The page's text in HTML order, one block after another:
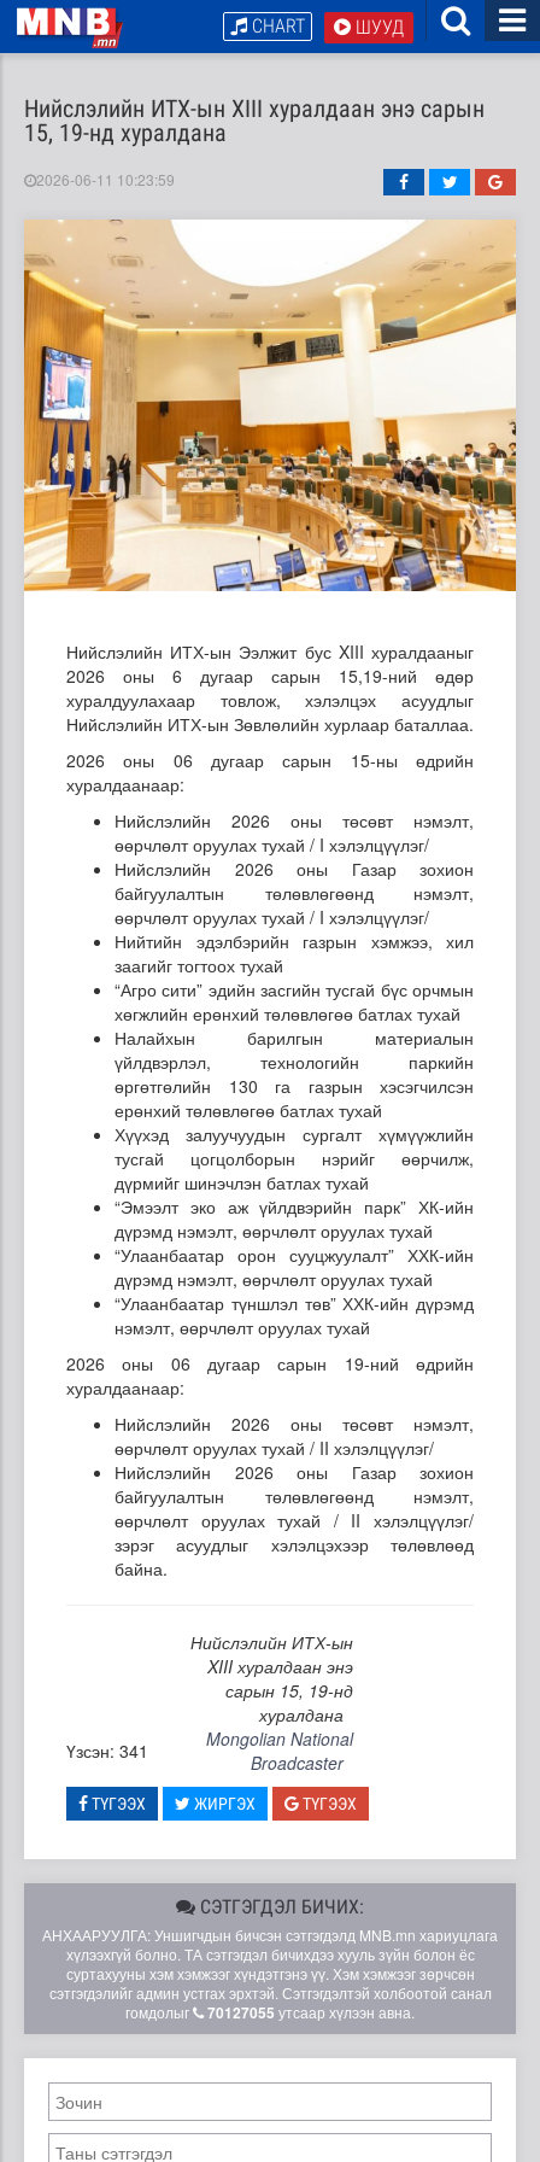
ШУУД
CHART
Нийслэлийн ИТХ-ын XIII хуралдаан энэ сарын
15, 19-нд хуралдана
2026-06-11 10:23:59
Нийслэлийн ИТХ-ын Ээлжит бус XIII хуралдааныг
2026 оны 6 дугаар сарын 15,19-ний өдөр
хуралдуулахаар товлож, хэлэлцэх асуудлыг
Нийслэлийн ИТХ-ын Зөвлөлийн хурлаар баталлаа.
2026 оны 06 дугаар сарын 15-ны өдрийн
хуралдаанаар:
Нийслэлийн 2026 оны төсөвт нэмэлт,
өөрчлөлт оруулах тухай / I хэлэлцүүлэг/
Нийслэлийн 2026 оны Газар зохион
байгуулалтын төлөвлөгөөнд нэмэлт,
өөрчлөлт оруулах тухай / I хэлэлцүүлэг/
Нийтийн эдэлбэрийн газрын хэмжээ, хил
заагийг тогтоох тухай
“Агро сити” эдийн засгийн тусгай бүс орчмын
хөгжлийн ерөнхий төлөвлөгөө батлах тухай
Налайхын барилгын материалын
үйлдвэрлэл, технологийн паркийн
өргөтгөлийн 130 га газрын хэсэгчилсэн
ерөнхий төлөвлөгөө батлах тухай
Хүүхэд залуучуудын сургалт хүмүүжлийн
тусгай цогцолборын нэрийг өөрчилж,
дүрмийг шинэчлэн батлах тухай
“Эмээлт эко аж үйлдвэрийн парк” ХК-ийн
дүрэмд нэмэлт, өөрчлөлт оруулах тухай
“Улаанбаатар орон сууцжуулалт” ХХК-ийн
дүрэмд нэмэлт, өөрчлөлт оруулах тухай
“Улаанбаатар түншлэл төв” ХХК-ийн дүрэмд
нэмэлт, өөрчлөлт оруулах тухай
2026 оны 06 дугаар сарын 19-ний өдрийн
хуралдаанаар:
Нийслэлийн 2026 оны төсөвт нэмэлт,
өөрчлөлт оруулах тухай / II хэлэлцүүлэг/
Нийслэлийн 2026 оны Газар зохион
байгуулалтын төлөвлөгөөнд нэмэлт,
өөрчлөлт оруулах тухай / II хэлэлцүүлэг/
зэрэг асуудлыг хэлэлцэхээр төлөвлөөд
байна.
Нийслэлийн ИТХ-ын
XIII хуралдаан энэ
сарын 15, 19-нд
хуралдана
Үзсэн: 341
Mongolian National
Broadcaster
ТҮГЭЭХ ЖИРГЭХ ТҮГЭЭХ
СЭТГЭГДЭЛ БИЧИХ:
АНХААРУУЛГА: Уншигчдын бичсэн сэтгэгдэлд MNB.mn хариуцлага
хүлээхгүй болно. ТА сэтгэгдэл бичихдээ хууль зүйн болон ёс
суртахууны хэм хэмжээг хүндэтгэнэ үү. Хэм хэмжээг зөрчсөн
сэтгэгдэлийг админ устгах эрхтэй. Сэтгэгдэлтэй холбоотой санал
гомдолыг
70127055 утсаар хүлээн авна.